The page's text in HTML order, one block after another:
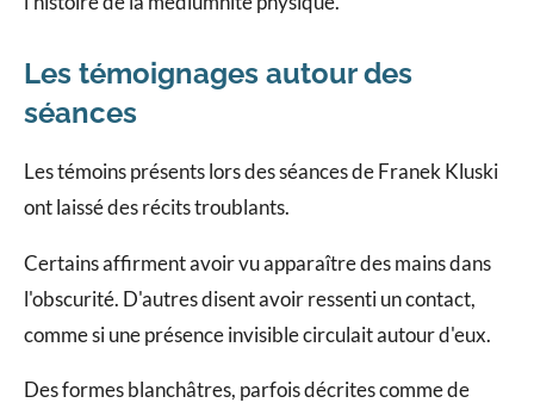
Les témoignages autour des
séances
Les témoins présents lors des séances de Franek Kluski
ont laissé des récits troublants.
Certains affirment avoir vu apparaître des mains dans
l'obscurité. D'autres disent avoir ressenti un contact,
comme si une présence invisible circulait autour d'eux.
Des formes blanchâtres, parfois décrites comme de